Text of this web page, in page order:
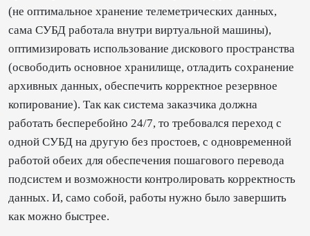
(не оптимальное хранение телеметрических данных,
сама СУБД работала внутри виртуальной машины),
оптимизировать использование дискового пространства
(освободить основное хранилище, отладить сохранение
архивных данных, обеспечить корректное резервное
копирование). Так как система заказчика должна
работать бесперебойно 24/7, то требовался переход с
одной СУБД на другую без простоев, с одновременной
работой обеих для обеспечения пошагового перевода
подсистем и возможности контролировать корректность
данных. И, само собой, работы нужно было завершить
как можно быстрее.